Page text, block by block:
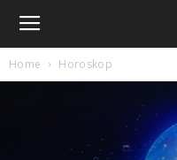
Home Horoskop